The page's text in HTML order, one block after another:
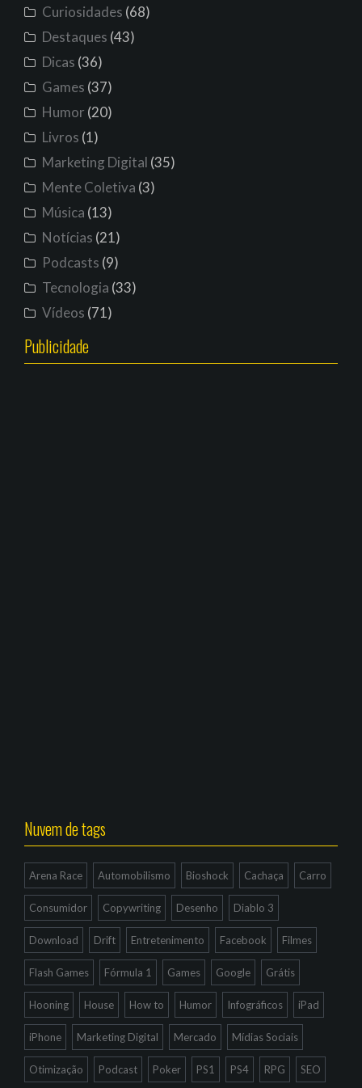
Curiosidades (68)
Destaques (43)
Dicas (36)
Games (37)
Humor (20)
Livros (1)
Marketing Digital (35)
Mente Coletiva (3)
Música (13)
Notícias (21)
Podcasts (9)
Tecnologia (33)
Vídeos (71)
Publicidade
Nuvem de tags
Arena Race Automobilismo Bioshock Cachaça Carro
Consumidor Copywriting Desenho Diablo 3
Download Drift Entretenimento Facebook Filmes
Flash Games Fórmula 1 Games Google Grátis
Hooning House How to Humor Infográficos iPad
iPhone Marketing Digital Mercado Mídias Sociais
Otimização Podcast Poker PS1 PS4 RPG SEO